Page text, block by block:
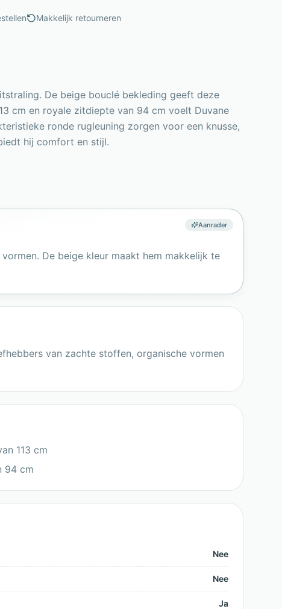
Makkelijk retourneren
De beige bouclé bekleding geeft deze
cm en royale zitdiepte van 94 cm voelt Duvane
ronde rugleuning zorgen voor een knusse,
hij comfort en stijl.
Aanrader
De beige kleur maakt hem makkelijk te
van zachte stoffen, organische vormen
113 cm
94 cm
Nee
Nee
Ja